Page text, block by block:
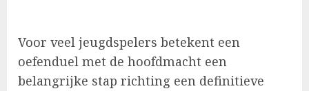
Voor veel jeugdspelers betekent een
oefenduel met de hoofdmacht een
belangrijke stap richting een definitieve